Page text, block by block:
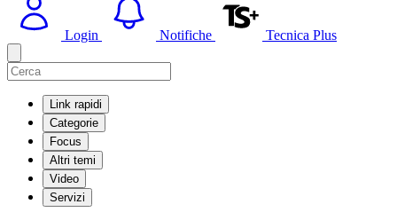
Login Notifiche Tecnica Plus
Link rapidi
Categorie
Focus
Altri temi
Video
Servizi